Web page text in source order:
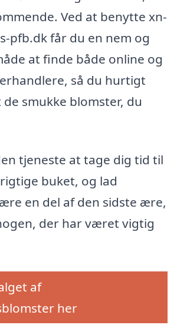
Ved at benytte xn-
pfb.dk får du en nem og
at finde både online og
så du hurtigt
smukke blomster, du
tjeneste at tage dig tid til
buket, og lad
en del af den sidste ære,
der har været vigtig
af
her